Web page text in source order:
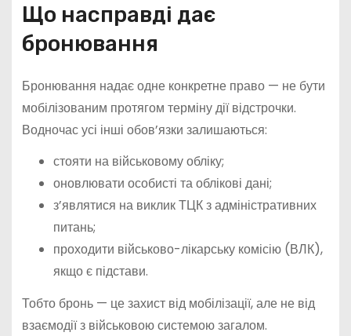
Що насправді дає
бронювання
Бронювання надає одне конкретне право — не бути
мобілізованим протягом терміну дії відстрочки.
Водночас усі інші обов’язки залишаються:
стояти на військовому обліку;
оновлювати особисті та облікові дані;
з’являтися на виклик ТЦК з адміністративних
питань;
проходити військово-лікарську комісію (ВЛК),
якщо є підстави.
Тобто бронь — це захист від мобілізації, але не від
взаємодії з військовою системою загалом.